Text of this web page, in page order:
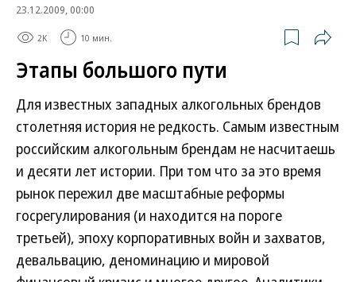
23.12.2009, 00:00
2K 10 мин.
Этапы большого пути
Для известных западных алкогольных брендов
столетняя история не редкость. Самым известным
российским алкогольным брендам не насчитаешь
и десяти лет истории. При том что за это время
рынок пережил две масштабные реформы
госрегулирования (и находится на пороге
третьей), эпоху корпоративных войн и захватов,
девальвацию, деноминацию и мировой